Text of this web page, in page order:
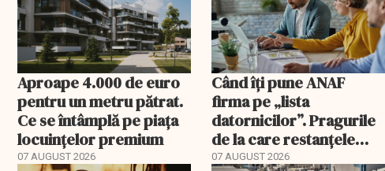
Aproape 4.000 de euro
pentru un metru pătrat.
Ce se întâmplă pe piața
locuințelor premium
07 AUGUST 2026
Când îți pune ANAF
firma pe „lista
datornicilor”. Pragurile
de la care restanțele
devin publice
07 AUGUST 2026